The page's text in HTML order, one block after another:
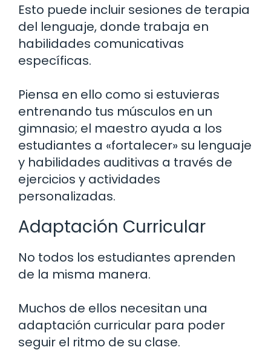
Esto puede incluir sesiones de terapia
del lenguaje, donde trabaja en
habilidades comunicativas
específicas.
Piensa en ello como si estuvieras
entrenando tus músculos en un
gimnasio; el maestro ayuda a los
estudiantes a «fortalecer» su lenguaje
y habilidades auditivas a través de
ejercicios y actividades
personalizadas.
Adaptación Curricular
No todos los estudiantes aprenden
de la misma manera.
Muchos de ellos necesitan una
adaptación curricular para poder
seguir el ritmo de su clase.